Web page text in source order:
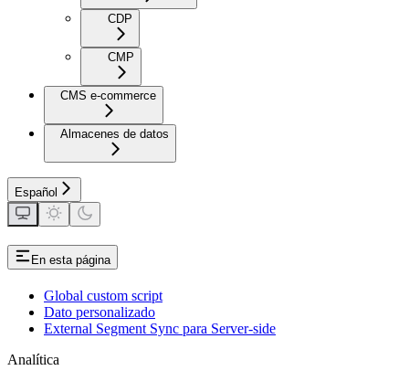
CDP
CMP
CMS e-commerce
Almacenes de datos
Español
En esta página
Global custom script
Dato personalizado
External Segment Sync para Server-side
Analítica